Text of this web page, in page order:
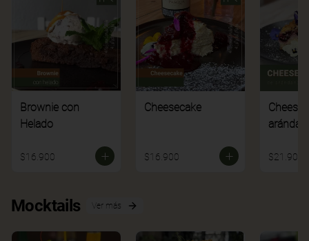
Brownie con
Helado
$16.900
Cheesecake
$16.900 $21.900
Mocktails Ver más